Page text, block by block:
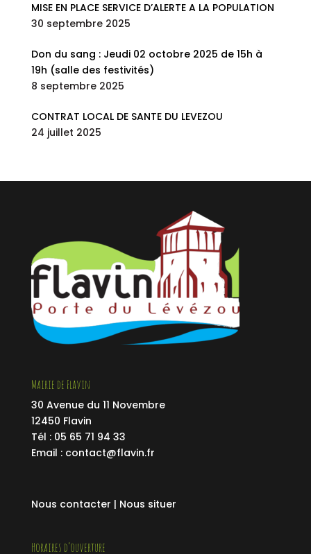
MISE EN PLACE SERVICE D’ALERTE A LA POPULATION
30 septembre 2025
Don du sang : Jeudi 02 octobre 2025 de 15h à
19h (salle des festivités)
8 septembre 2025
CONTRAT LOCAL DE SANTE DU LEVEZOU
24 juillet 2025
Mairie de Flavin
30 Avenue du 11 Novembre
12450 Flavin
Tél : 05 65 71 94 33
Email : contact@flavin.fr
Nous contacter | Nous situer
Horaires d’ouverture